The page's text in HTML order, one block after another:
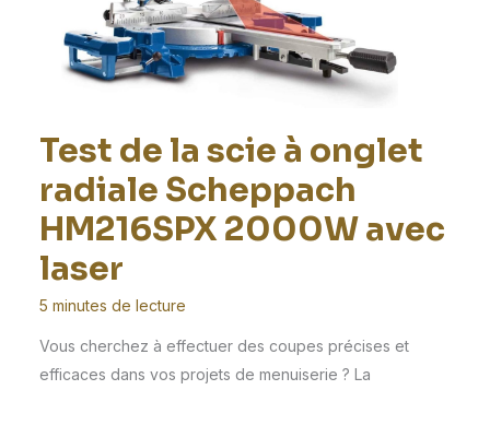
Test de la scie à onglet
radiale Scheppach
HM216SPX 2000W avec
laser
5 minutes de lecture
Vous cherchez à effectuer des coupes précises et
efficaces dans vos projets de menuiserie ? La